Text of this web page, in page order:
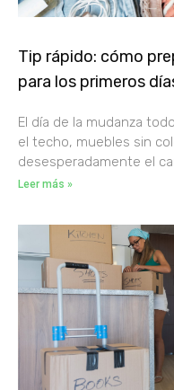
Tip rápido: cómo
para los primeros
El día de la mudanza
el techo, muebles sin
desesperadamente el
Leer más »